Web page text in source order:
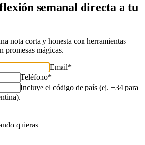
semanal directa a tu
nota corta y honesta con herramientas
promesas mágicas.
Email*
Teléfono*
Incluye el código de país (ej. +34 para
quieras.